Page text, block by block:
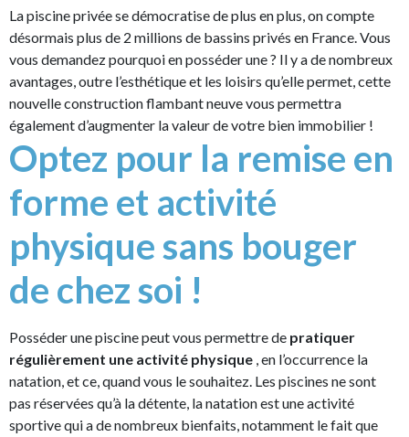
La piscine privée se démocratise de plus en plus, on compte
désormais plus de 2 millions de bassins privés en France. Vous
vous demandez pourquoi en posséder une ? Il y a de nombreux
avantages, outre l’esthétique et les loisirs qu’elle permet, cette
nouvelle construction flambant neuve vous permettra
également d’augmenter la valeur de votre bien immobilier !
Optez pour la remise en
forme et activité
physique sans bouger
de chez soi !
Posséder une piscine peut vous permettre de pratiquer
régulièrement une activité physique , en l’occurrence la
natation, et ce, quand vous le souhaitez. Les piscines ne sont
pas réservées qu’à la détente, la natation est une activité
sportive qui a de nombreux bienfaits, notamment le fait que